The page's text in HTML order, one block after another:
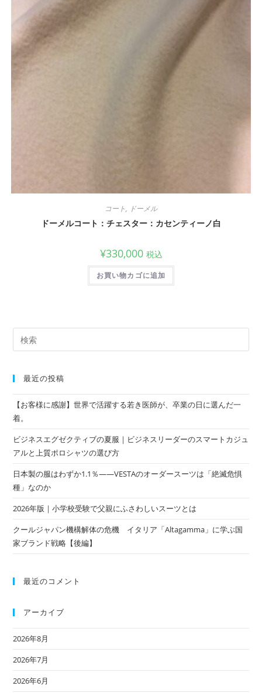
コート, ドーメル
ドーメルコート：チェスター：カセンティーノ白
¥330,000 税込
お買い物カゴに追加
最近の投稿
【お客様に感謝】世界で活躍する若き医師が、卒業の日に選んだ一
着。
ビジネスエグゼクティブの夏服｜ビジネスリーダーのスマートカジュ
アルと上質ポロシャツの選び方
日本製の服はわずか1.1％——VESTAのオーダースーツは「絶滅危惧
種」なのか
2026年版｜小学校受験で父親にふさわしいスーツとは
クールジャパン機構解体の危機 イタリア「Altagamma」に学ぶ国
家ブランド戦略【後編】
最近のコメント
アーカイブ
2026年8月
2026年7月
2026年6月